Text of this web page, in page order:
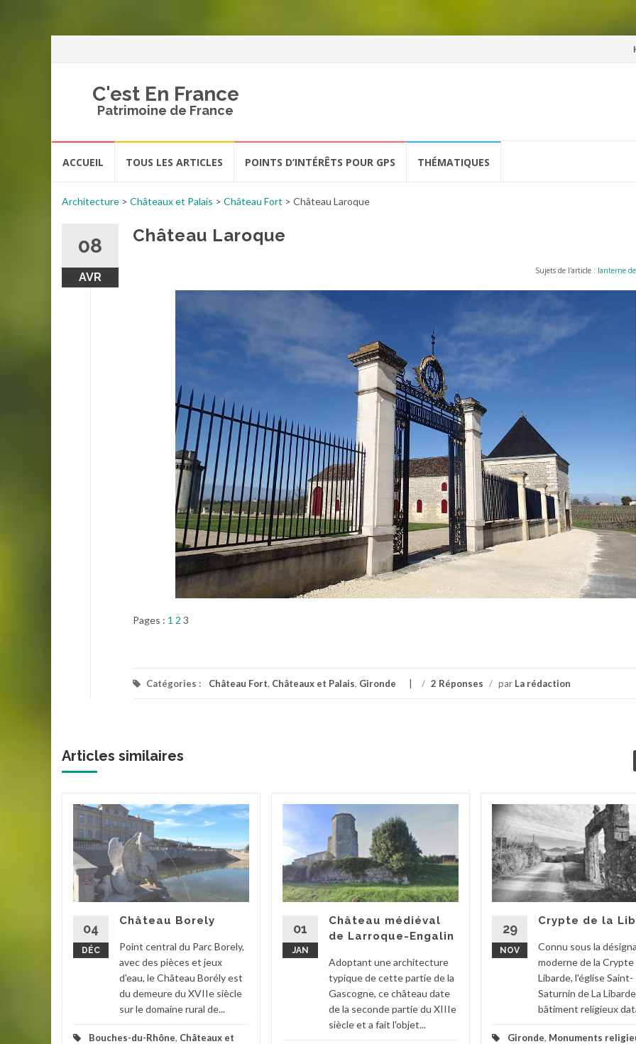
C'est En France
Patrimoine de France
ACCUEIL TOUS LES ARTICLES POINTS D’INTÉRÊTS POUR GPS THÉMATIQUES
Architecture > Châteaux et Palais > Château Fort > Château Laroque
08
AVR
Château Laroque
Sujets de l'article : lanterne
Pages : 1 2 3
Catégories : Château Fort, Châteaux et Palais, Gironde / 2 Réponses / par La rédaction
Articles similaires
04
DÉC
Château Borely
Point central du Parc Borely,
avec des pièces et jeux
d'eau, le Château Borély est
du demeure du XVIIe siècle
sur le domaine rural de...
Bouches-du-Rhône, Châteaux et
01
JAN
Château médiéval
de Larroque-Engalin
Adoptant une architecture
typique de cette partie de la
Gascogne, ce château date
de la seconde partie du XIIIe
siècle et a fait l'objet...
29
NOV
Crypte de la
Connu sous la
moderne de la Crypte
Libarde, l'église Saint-
Saturnin de La
bâtiment religieux
Gironde, Monuments